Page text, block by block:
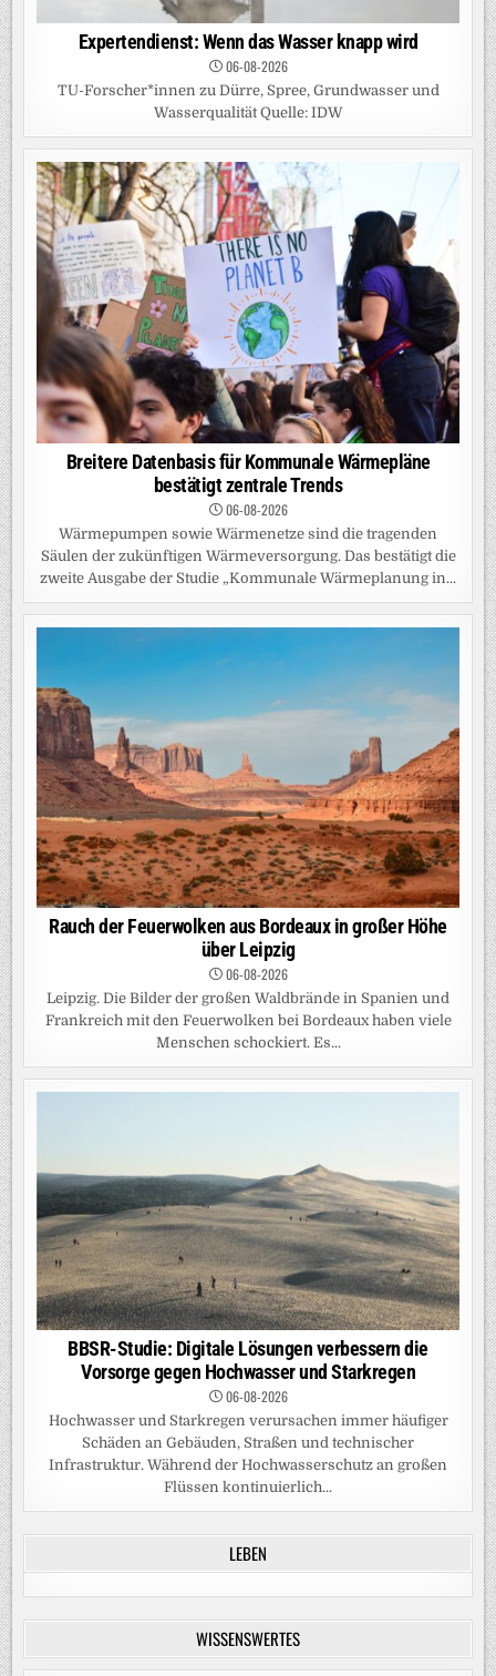
Expertendienst: Wenn das Wasser knapp wird
06-08-2026
TU-Forscher*innen zu Dürre, Spree, Grundwasser und
Wasserqualität Quelle: IDW
Breitere Datenbasis für Kommunale Wärmepläne
bestätigt zentrale Trends
06-08-2026
Wärmepumpen sowie Wärmenetze sind die tragenden
Säulen der zukünftigen Wärmeversorgung. Das bestätigt die
zweite Ausgabe der Studie „Kommunale Wärmeplanung in...
Rauch der Feuerwolken aus Bordeaux in großer Höhe
über Leipzig
06-08-2026
Leipzig. Die Bilder der großen Waldbrände in Spanien und
Frankreich mit den Feuerwolken bei Bordeaux haben viele
Menschen schockiert. Es...
BBSR-Studie: Digitale Lösungen verbessern die
Vorsorge gegen Hochwasser und Starkregen
06-08-2026
Hochwasser und Starkregen verursachen immer häufiger
Schäden an Gebäuden, Straßen und technischer
Infrastruktur. Während der Hochwasserschutz an großen
Flüssen kontinuierlich...
LEBEN
WISSENSWERTES